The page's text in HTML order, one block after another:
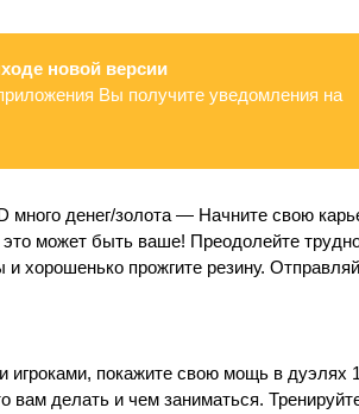
новой версии
Вы получите уведомления на
много денег/золота — Начните свою
может быть ваше! Преодолейте
и хорошенько прожгите резину.
игроками, покажите свою мощь в дуэлях
вам делать и чем заниматься.